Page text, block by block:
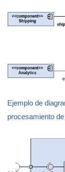
Ejemplo de
procesamiento